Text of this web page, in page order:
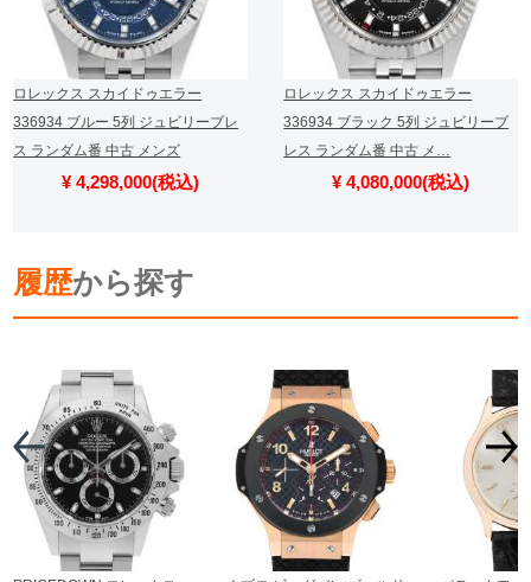
ロレックス スカイドゥエラー
336934 ブルー 5列 ジュビリーブレ
ス ランダム番 中古 メンズ
¥ 4,298,000(税込)
ロレックス スカイドゥエラー
336934 ブラック 5列 ジュビリーブ
レス ランダム番 中古 メ…
¥ 4,080,000(税込)
履歴から探す